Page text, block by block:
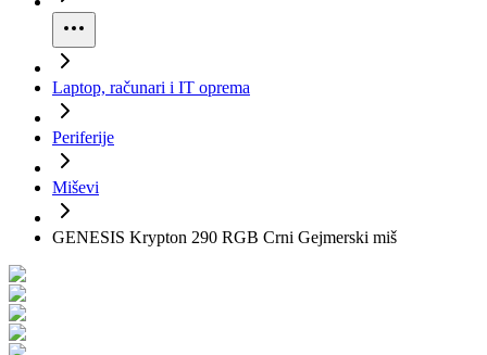
Laptop, računari i IT oprema
Periferije
Miševi
GENESIS Krypton 290 RGB Crni Gejmerski miš